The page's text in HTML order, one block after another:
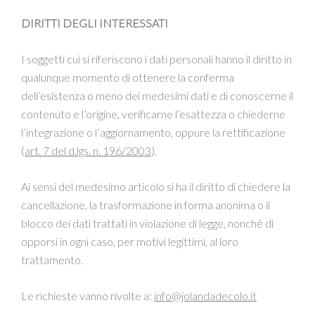
DIRITTI DEGLI INTERESSATI
I soggetti cui si riferiscono i dati personali hanno il diritto in
qualunque momento di ottenere la conferma
dell’esistenza o meno dei medesimi dati e di conoscerne il
contenuto e l’origine, verificarne l’esattezza o chiederne
l’integrazione o l’aggiornamento, oppure la rettificazione
(art. 7 del d.lgs. n. 196/2003).
Ai sensi del medesimo articolo si ha il diritto di chiedere la
cancellazione, la trasformazione in forma anonima o il
blocco dei dati trattati in violazione di legge, nonché di
opporsi in ogni caso, per motivi legittimi, al loro
trattamento.
Le richieste vanno rivolte a: info@jolandadecolo.it